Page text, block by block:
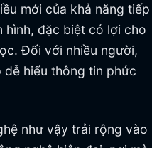
mới của khả năng tiếp
hình, đặc biệt có lợi cho
Đối với nhiều người,
hiểu thông tin phức
như vậy trải rộng vào